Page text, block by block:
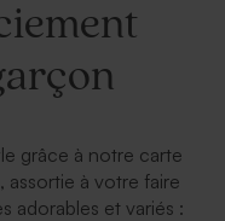
grâce à notre carte
assortie à votre faire
adorables et variés :